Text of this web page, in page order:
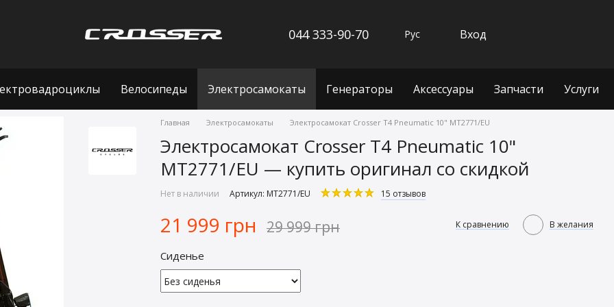
044 333-90-70 Рус Вход
Велосипеды Электросамокаты Генераторы Аксессуары Запчасти Услуги
Главная Электросамокаты Электросамокат Crosser T4 Pneumatic 10" MT2771/EU
Электросамокат Crosser T4 Pneumatic 10"
MT2771/EU — купить оригинал со скидкой
Нет в наличии Артикул: MT2771/EU 15 отзывов
21 999 грн 29 999 грн К сравнению В желания
Сиденье